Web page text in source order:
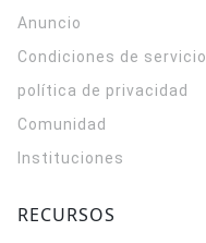
Anuncio
Condiciones de servicio
política de privacidad
Comunidad
Instituciones
RECURSOS